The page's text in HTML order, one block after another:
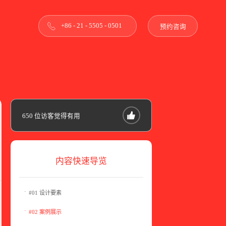
+86 - 21 - 5505 - 0501 预约咨询
650 位访客觉得有用
内容快速导览
#01 设计要素
#02 案例展示